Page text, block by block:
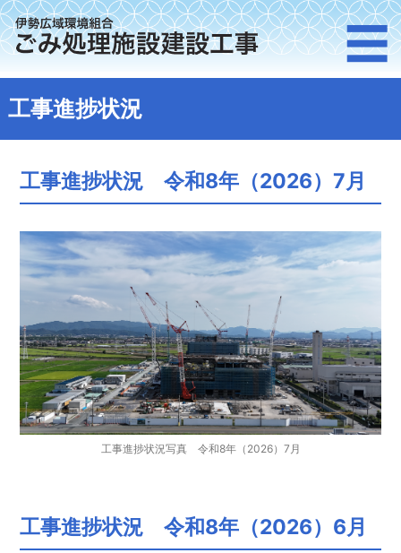
伊
勢
広
域
環
境
組
合
ご
処
☰
工事進捗状況
工事進捗状況 令和8年（2026）7月
工事進捗状況写真 令和8年（2026）7月
工事進捗状況 令和8年（2026）6月